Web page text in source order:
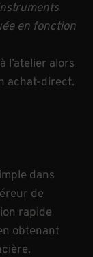
en fonction
l’atelier alors
achat-direct.
dans
de
rapide
obtenant